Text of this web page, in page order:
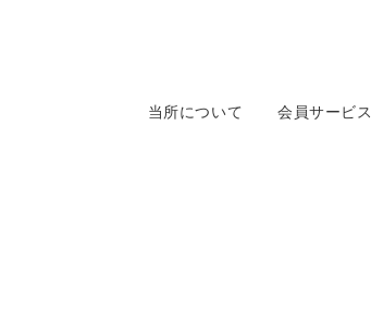
当所について 会員サービス